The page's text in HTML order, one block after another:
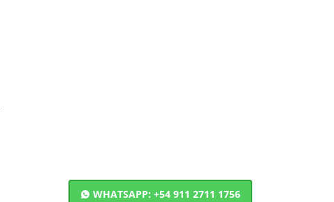
WHATSAPP: +54 911 2711 1756